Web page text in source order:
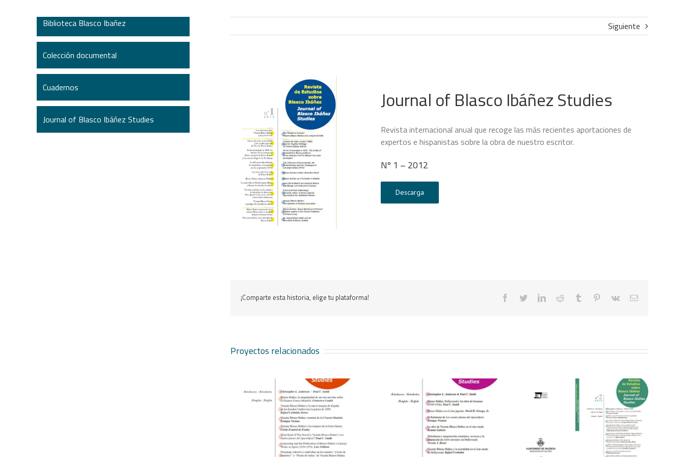
Siguiente
Journal of Blasco Ibáñez Studies
Revista internacional anual que recoge las más recientes aportaciones de
expertos e hispanistas sobre la obra de nuestro escritor.
Nº 1 – 2012
Descarga
¡Comparte esta historia, elige tu plataforma! facebooktwitterlinkedinreddit tumblr pinterest
vk
Correo
Proyectos relacionados
Journal of Blasco Ibáñez Studies
nº 3
Journal of Blasco Ibáñez Studies
nº2
Biblioteca Blasco Ibañez
Colección documental
Cuadernos
Journal of Blasco Ibáñez Studies